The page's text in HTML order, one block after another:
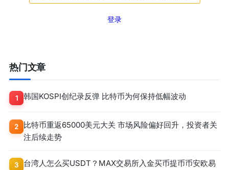
登录
热门文章
1 韩国KOSPI创纪录反弹 比特币为何保持低幅波动
2
比特币重返65000美元大关 市场风险偏好回升，投资者关
注后续走势
3
台湾人怎么买USDT？MAX交易所入金买币提币币安欧易